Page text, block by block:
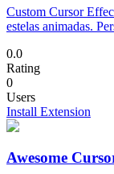
Custom Cursor
estelas animadas.
0.0
Rating
0
Users
Install Extension
Awesome